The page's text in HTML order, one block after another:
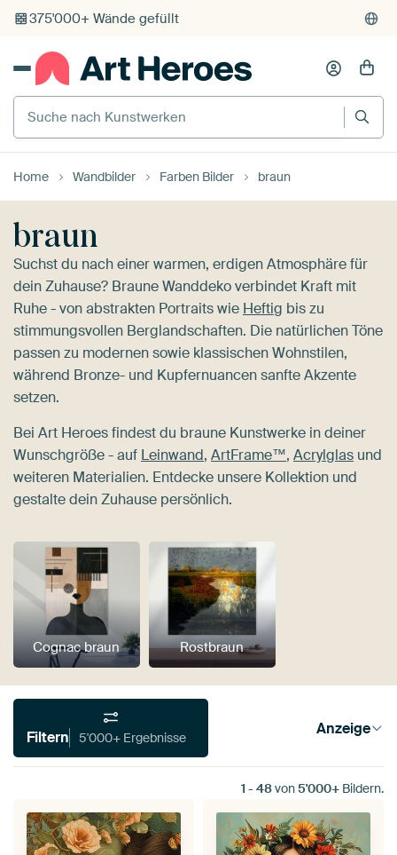
Kauf auf Rechnung
Individueller Druck auf Bestellung
Suche nach Kunstwerken
Home Wandbilder Farben Bilder braun
braun
Suchst du nach einer warmen, erdigen Atmosphäre für
dein Zuhause? Braune Wanddeko verbindet Kraft mit
Ruhe - von abstrakten Portraits wie Heftig bis zu
stimmungsvollen Berglandschaften. Die natürlichen Töne
passen zu modernen sowie klassischen Wohnstilen,
während Bronze- und Kupfernuancen sanfte Akzente
setzen.
Bei Art Heroes findest du braune Kunstwerke in deiner
Wunschgröße - auf Leinwand, ArtFrame™, Acrylglas und
weiteren Materialien. Entdecke unsere Kollektion und
gestalte dein Zuhause persönlich.
Cognac braun Rostbraun
Filtern 5'000+ Ergebnisse Anzeige
1 - 48von5'000+ Bildern.